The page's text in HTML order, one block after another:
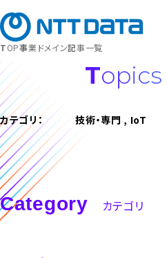
TOP 事業ドメイン 記事一覧
Topics
カテゴリ： 技術・専門 , IoT
Category カテゴリ